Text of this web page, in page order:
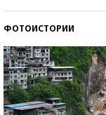
ФОТОИСТОРИИ